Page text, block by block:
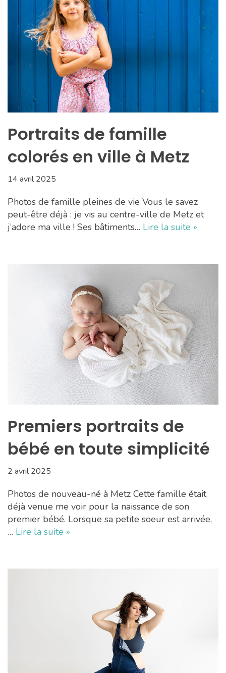
Portraits de famille
colorés en ville à Metz
14 avril 2025
Photos de famille pleines de vie Vous le savez
peut-être déjà : je vis au centre-ville de Metz et
j’adore ma ville ! Ses bâtiments… Lire la suite »
Premiers portraits de
bébé en toute simplicité
2 avril 2025
Photos de nouveau-né à Metz Cette famille était
déjà venue me voir pour la naissance de son
premier bébé. Lorsque sa petite soeur est arrivée,
… Lire la suite »